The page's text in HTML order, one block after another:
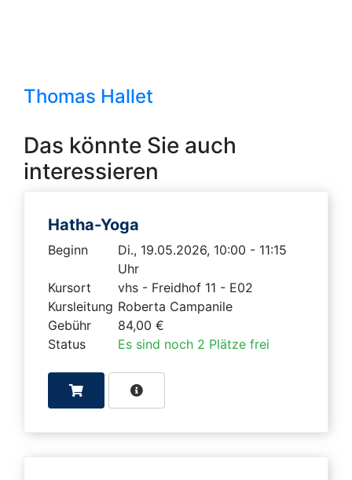
Thomas Hallet
Das könnte Sie auch
interessieren
Hatha-Yoga
Beginn
Di., 19.05.2026, 10:00 - 11:15
Uhr
Kursort
vhs - Freidhof 11 - E02
Kursleitung Roberta Campanile
Gebühr
84,00 €
Status
Es sind noch 2 Plätze frei